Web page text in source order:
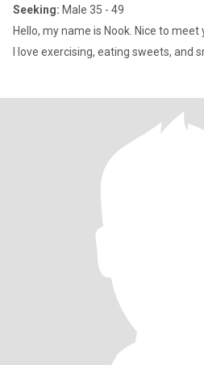
Seeking: Male 35 - 49
Hello, my name is Nook. Nice to meet
I love exercising, eating sweets, and